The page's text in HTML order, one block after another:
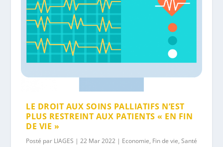
LE DROIT AUX SOINS PALLIATIFS N’EST
PLUS RESTREINT AUX PATIENTS « EN FIN
DE VIE »
Posté par LIAGES |22 Mar 2022 | Economie, Fin de vie,Santé